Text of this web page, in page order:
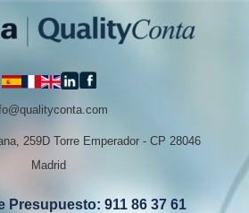
259D Torre Emperador - CP 28046
Madrid
Presupuesto: 911 86 37 61